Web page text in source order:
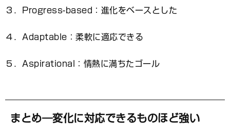
３．Progress-based：進化をベースとした
４．Adaptable：柔軟に適応できる
５．Aspirational：情熱に満ちたゴール
まとめ―変化に対応できるものほど強い